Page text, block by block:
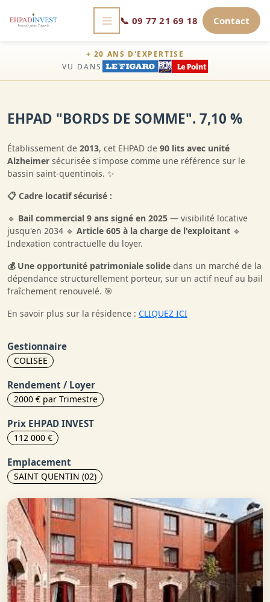
📞 09 77 21 69 18 Contact
+ 20 ANS D'EXPERTISE
VU DANS
EHPAD "BORDS DE SOMME". 7,10 %
Établissement de 2013, cet EHPAD de 90 lits avec unité
Alzheimer sécurisée s'impose comme une référence sur le
bassin saint-quentinois. ✨
📋 Cadre locatif sécurisé :
🔹 Bail commercial 9 ans signé en 2025 — visibilité locative
jusqu'en 2034 🔹 Article 605 à la charge de l'exploitant 🔹
Indexation contractuelle du loyer.
💰 Une opportunité patrimoniale solide dans un marché de la
dépendance structurellement porteur, sur un actif neuf au bail
fraîchement renouvelé. 🎯
En savoir plus sur la résidence : CLIQUEZ ICI
Gestionnaire
COLISEE
Rendement / Loyer
2000 € par Trimestre
Prix EHPAD INVEST
112 000 €
Emplacement
SAINT QUENTIN (02)